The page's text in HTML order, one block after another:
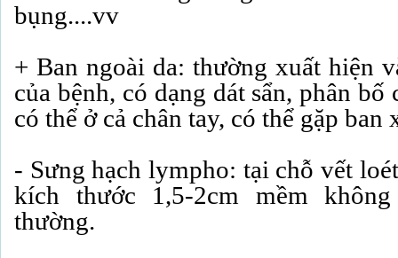
bụng....vv
+ Ban ngoài da: thường xuất hiện
của bệnh, có dạng dát sẩn, phân
có thể ở cả chân tay, có thể gặp ban
- Sưng hạch lympho: tại chỗ vết
kích thước 1,5-2cm mềm
thường.